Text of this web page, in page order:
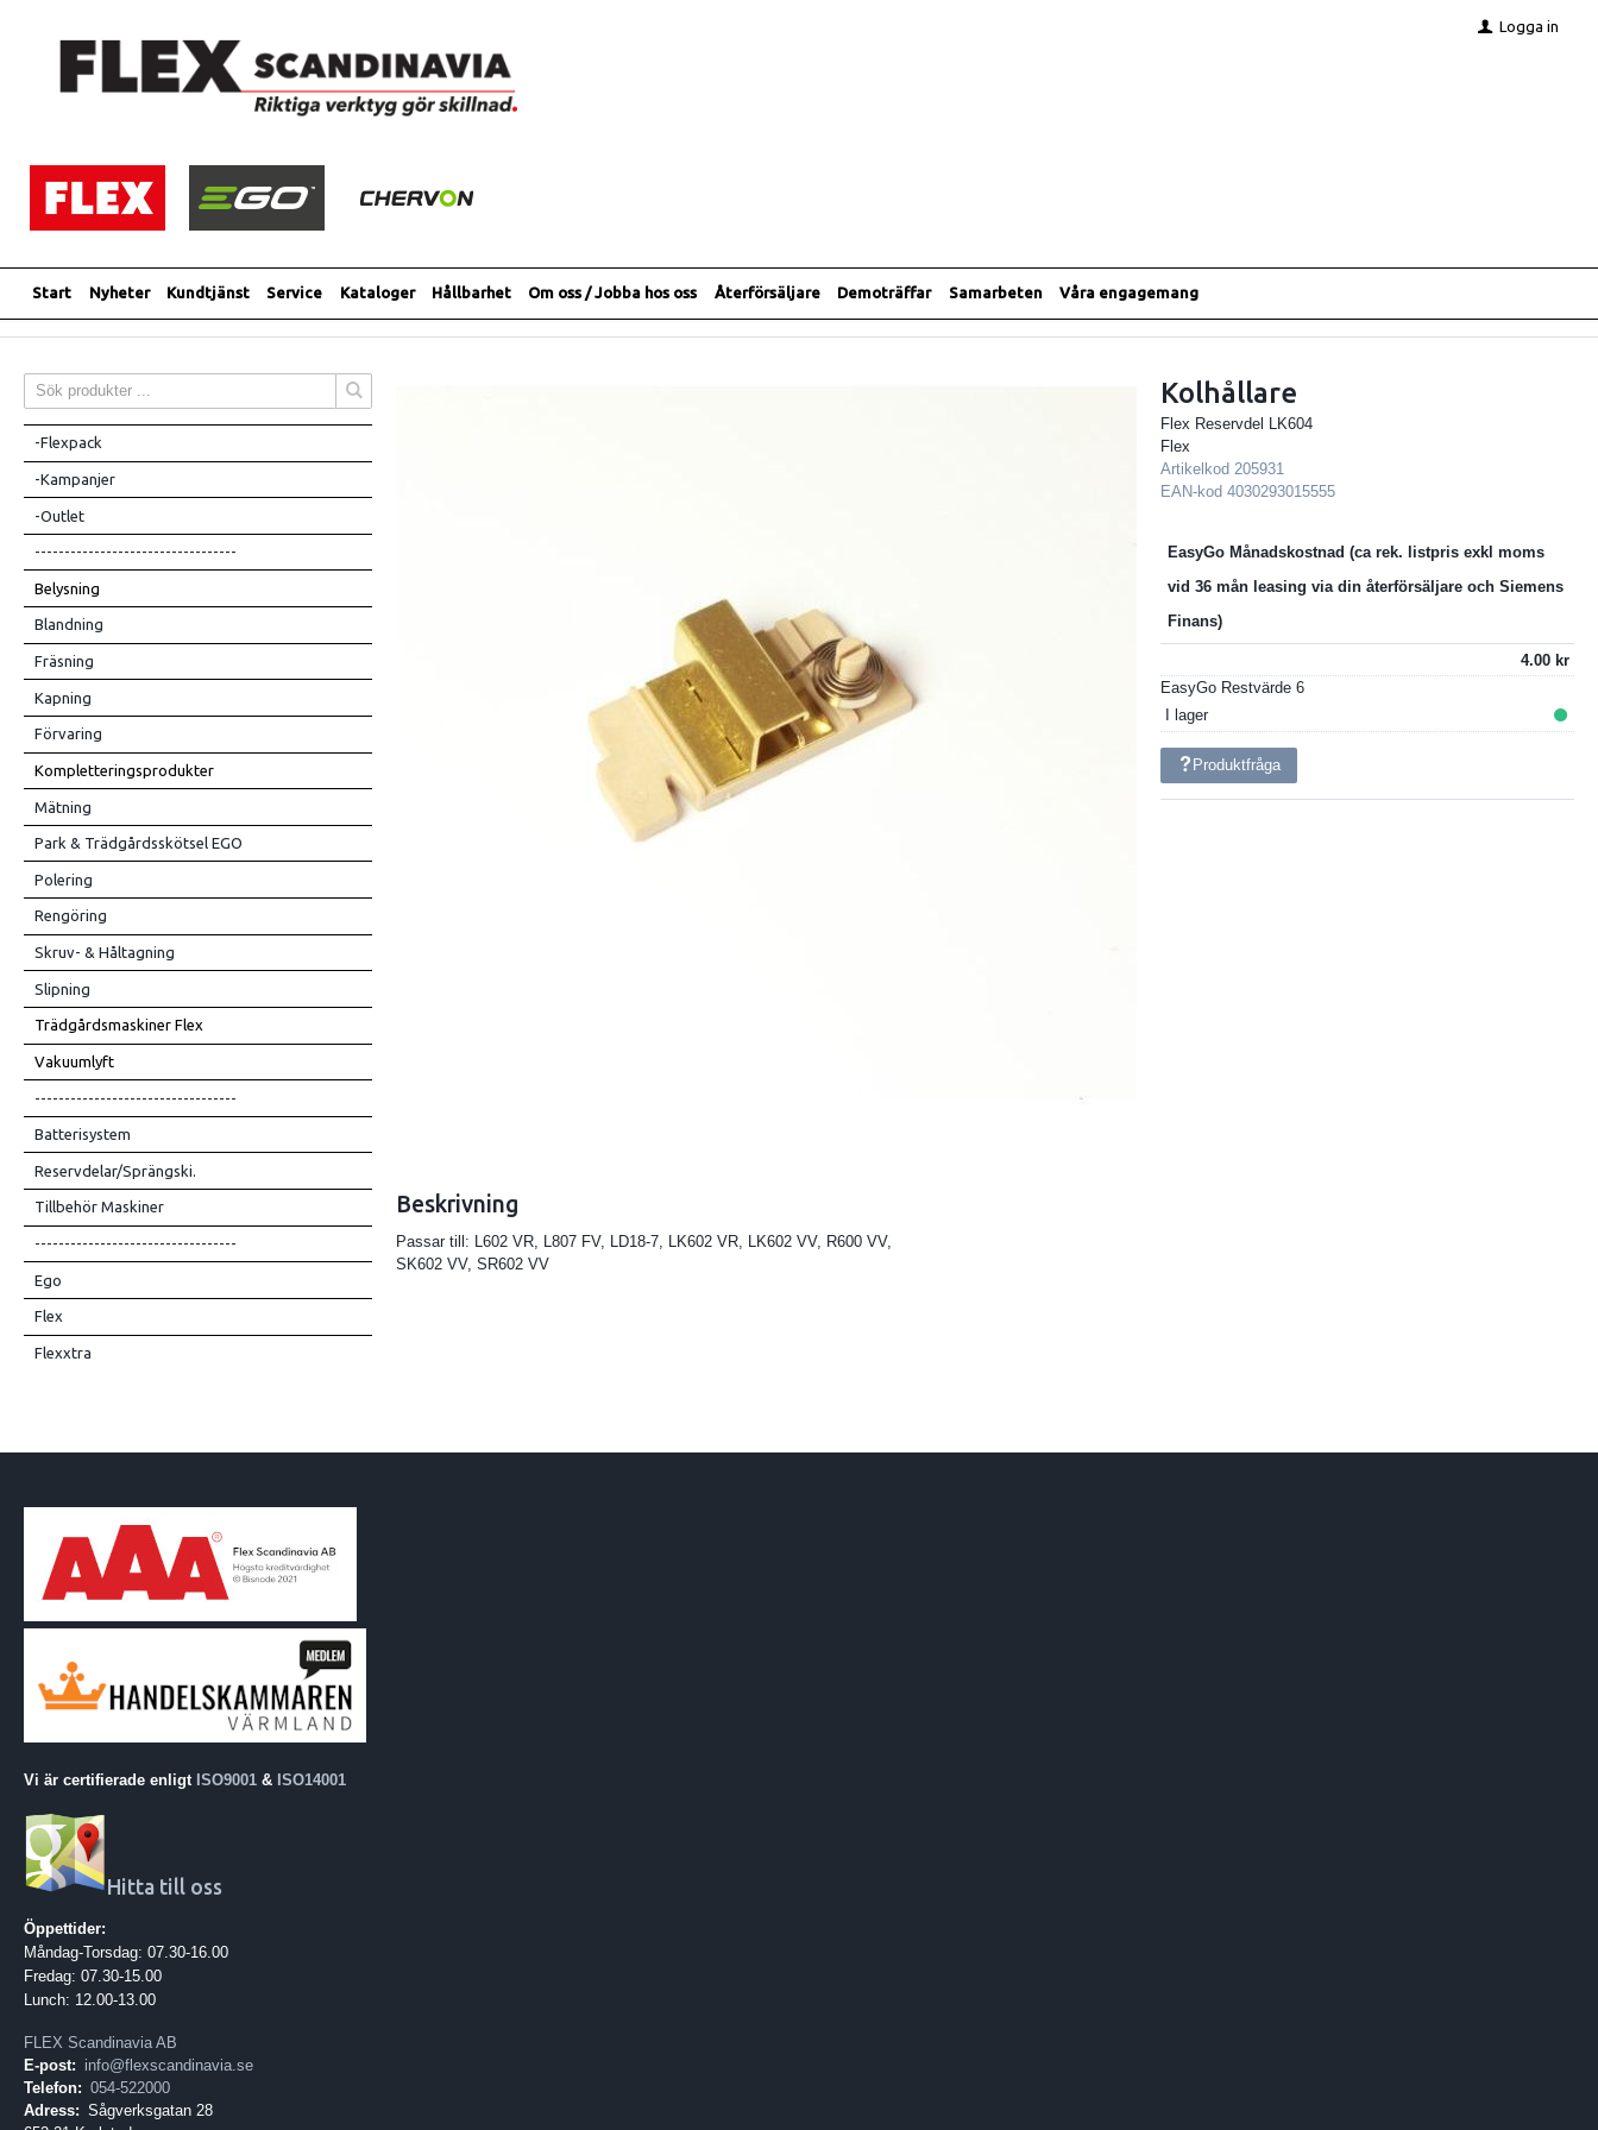
Logga in
Start Nyheter Kundtjänst Service Kataloger Hållbarhet Om oss / Jobba hos oss Återförsäljare Demoträffar Samarbeten Våra engagemang
-Flexpack
-Kampanjer
-Outlet
----------------------------------
Belysning
Blandning
Fräsning
Kapning
Förvaring
Kompletteringsprodukter
Mätning
Park & Trädgårdsskötsel EGO
Polering
Rengöring
Skruv- & Håltagning
Slipning
Trädgårdsmaskiner Flex
Vakuumlyft
----------------------------------
Batterisystem
Reservdelar/Sprängski.
Tillbehör Maskiner
----------------------------------
Ego
Flex
Flexxtra
Kolhållare
Flex Reservdel LK604
Flex
Artikelkod 205931
EAN-kod4030293015555
EasyGo Månadskostnad
4.00
EasyGo Restvärde6
I lager
Produktfråga
Beskrivning
Passar till: L602 VR, L807 FV, LD18-7, LK602 VR, LK602 VV, R600 VV,
SK602 VV, SR602 VV
Vi är certifierade enligt ISO9001 & ISO14001
Hitta till oss
Öppettider:
Måndag-Torsdag: 07.30-16.00
Fredag: 07.30-15.00
Lunch: 12.00-13.00
FLEX Scandinavia AB
E-post: info@flexscandinavia.se
Telefon: 054-522000
Adress: Sågverksgatan 28